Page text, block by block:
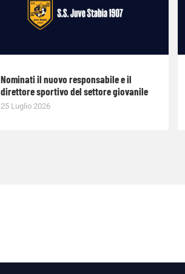
Nominati il nuovo responsabile e il
direttore sportivo del settore giovanile
25 Luglio 2026